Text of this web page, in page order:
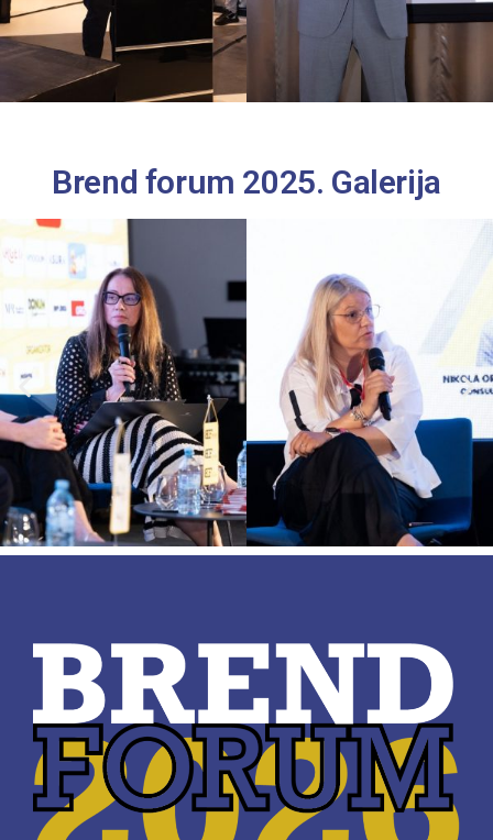
Brend forum 2025. Galerija